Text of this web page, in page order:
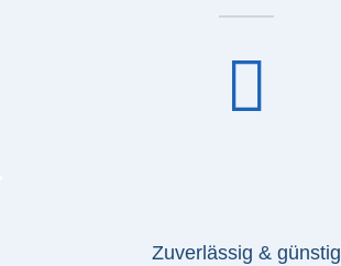
Zuverlässig & günstig